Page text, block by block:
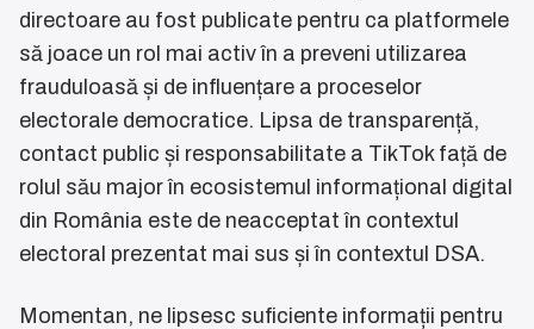
directoare au fost publicate pentru ca platformele
să joace un rol mai activ în a preveni utilizarea
frauduloasă și de influențare a proceselor
electorale democratice. Lipsa de transparență,
contact public și responsabilitate a TikTok față de
rolul său major în ecosistemul informațional digital
din România este de neacceptat în contextul
electoral prezentat mai sus și în contextul DSA.
Momentan, ne lipsesc suficiente informații pentru